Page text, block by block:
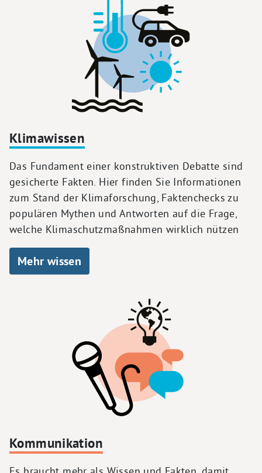
Klimawissen
Das Fundament einer konstruktiven Debatte sind
gesicherte Fakten. Hier finden Sie Informationen
zum Stand der Klimaforschung, Faktenchecks zu
populären Mythen und Antworten auf die Frage,
welche Klimaschutzmaßnahmen wirklich nützen
Mehr wissen
Kommunikation